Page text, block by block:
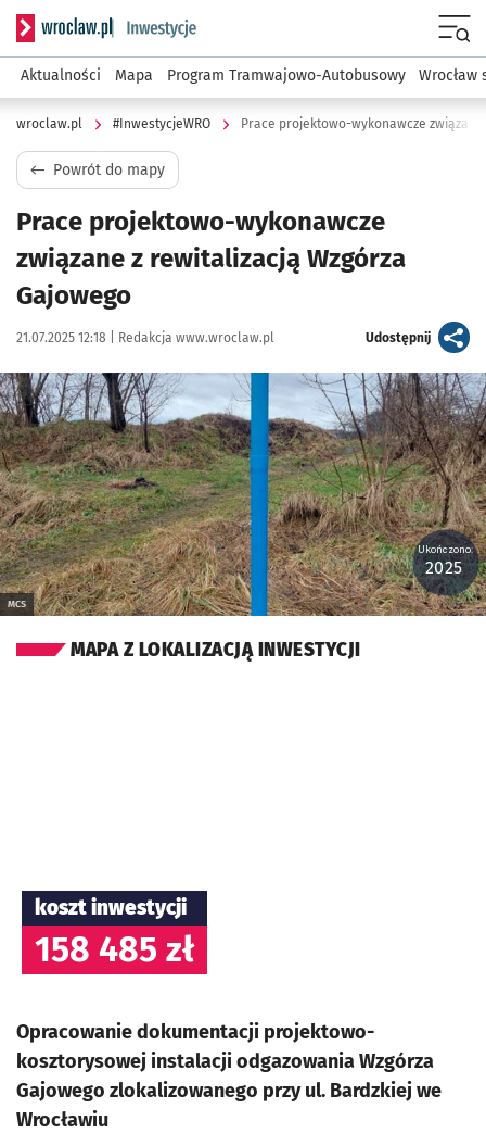
Serwis informacyjny wroclaw.pl podserwis:
Aktualności Mapa Program Tramwajowo-Autobusowy Wrocław
wroclaw.pl #InwestycjeWRO Prace projektowo-wykonawcze
Powrót do mapy
Prace projektowo-wykonawcze
związane z rewitalizacją Wzgórza
Gajowego
Data publikacji:
21.07.2025 12:18 | Autor:
Redakcja www.wroclaw.pl Udostępnijartykuł
Kliknij, aby powiększyć
MCS
Ukończono:
2025
MAPA Z LOKALIZACJĄ INWESTYCJI
koszt inwestycji
158 485 zł
Opracowanie dokumentacji projektowo-
kosztorysowej instalacji odgazowania Wzgórza
Gajowego zlokalizowanego przy ul. Bardzkiej we
Wrocławiu